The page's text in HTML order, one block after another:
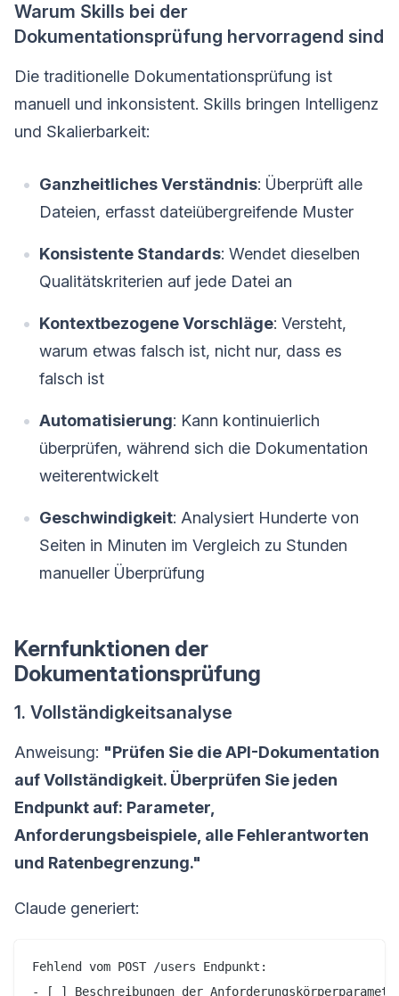
Warum Skills bei der
Dokumentationsprüfung hervorragend sind
Die traditionelle Dokumentationsprüfung ist
manuell und inkonsistent. Skills bringen Intelligenz
und Skalierbarkeit:
Ganzheitliches Verständnis: Überprüft alle
Dateien, erfasst dateiübergreifende Muster
Konsistente Standards: Wendet dieselben
Qualitätskriterien auf jede Datei an
Kontextbezogene Vorschläge: Versteht,
warum etwas falsch ist, nicht nur, dass es
falsch ist
Automatisierung: Kann kontinuierlich
überprüfen, während sich die Dokumentation
weiterentwickelt
Geschwindigkeit: Analysiert Hunderte von
Seiten in Minuten im Vergleich zu Stunden
manueller Überprüfung
Kernfunktionen der
Dokumentationsprüfung
1. Vollständigkeitsanalyse
Anweisung: "Prüfen Sie die API-Dokumentation
auf Vollständigkeit. Überprüfen Sie jeden
Endpunkt auf: Parameter,
Anforderungsbeispiele, alle Fehlerantworten
und Ratenbegrenzung."
Claude generiert:
Fehlend vom POST /users Endpunkt:
- [ ] Beschreibungen der